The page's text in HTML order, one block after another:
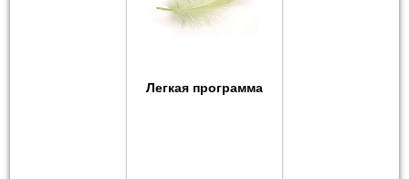
Легкая программа